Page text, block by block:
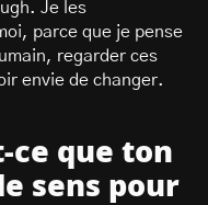
Je les
parce que je pense
regarder ces
envie de changer.
ce que ton
sens pour